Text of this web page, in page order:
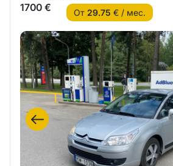
1700 € От 29.75 € / мес.